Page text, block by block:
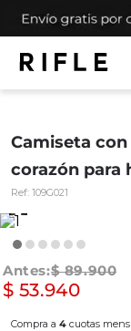
Camiseta
corazón para
Ref: 109G021
$ 89.900
$ 53.940
Compra a 4 cuotas